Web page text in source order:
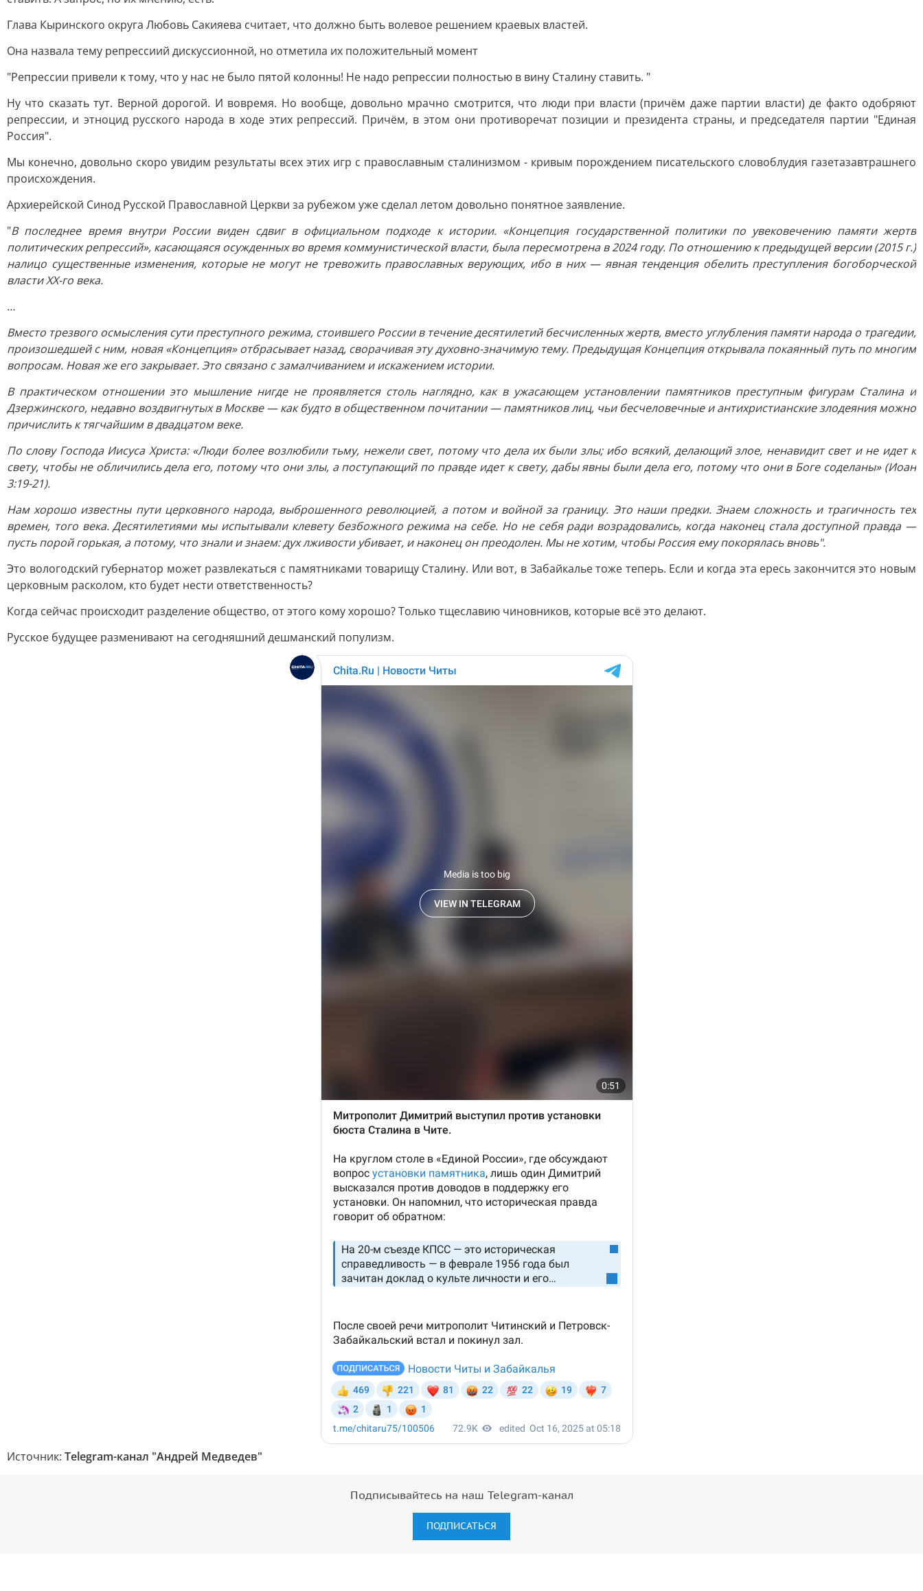
Глава Кыринского округа Любовь Сакияева считает, что должно быть волевое решением краевых властей.
Она назвала тему репрессиий дискуссионной, но отметила их положительный момент
"Репрессии привели к тому, что у нас не было пятой колонны! Не надо репрессии полностью в вину Сталину ставить. "
Ну что сказать тут. Верной дорогой. И вовремя. Но вообще, довольно мрачно смотрится, что люди при власти (причём даже партии власти) де факто одобряют
репрессии, и этноцид русского народа в ходе этих репрессий. Причём, в этом они противоречат позиции и президента страны, и председателя партии "Единая
Россия".
Мы конечно, довольно скоро увидим результаты всех этих игр с православным сталинизмом - кривым порождением писательского словоблудия газетазавтрашнего
происхождения.
Архиерейской Синод Русской Православной Церкви за рубежом уже сделал летом довольно понятное заявление.
"В последнее время внутри России виден сдвиг в официальном подходе к истории. «Концепция государственной политики по увековечению памяти жертв
политических репрессий», касающаяся осужденных во время коммунистической власти, была пересмотрена в 2024 году. По отношению к предыдущей версии (2015 г.)
налицо существенные изменения, которые не могут не тревожить православных верующих, ибо в них — явная тенденция обелить преступления богоборческой
власти ХХ-го века.
…
Вместо трезвого осмысления сути преступного режима, стоившего России в течение десятилетий бесчисленных жертв, вместо углубления памяти народа о трагедии,
произошедшей с ним, новая «Концепция» отбрасывает назад, сворачивая эту духовно-значимую тему. Предыдущая Концепция открывала покаянный путь по многим
вопросам. Новая же его закрывает. Это связано с замалчиванием и искажением истории.
В практическом отношении это мышление нигде не проявляется столь наглядно, как в ужасающем установлении памятников преступным фигурам Сталина и
Дзержинского, недавно воздвигнутых в Москве — как будто в общественном почитании — памятников лиц, чьи бесчеловечные и антихристианские злодеяния можно
причислить к тягчайшим в двадцатом веке.
По слову Господа Иисуса Христа: «Люди более возлюбили тьму, нежели свет, потому что дела их были злы; ибо всякий, делающий злое, ненавидит свет и не идет к
свету, чтобы не обличились дела его, потому что они злы, а поступающий по правде идет к свету, дабы явны были дела его, потому что они в Боге соделаны» (Иоан
3:19-21).
Нам хорошо известны пути церковного народа, выброшенного революцией, а потом и войной за границу. Это наши предки. Знаем сложность и трагичность тех
времен, того века. Десятилетиями мы испытывали клевету безбожного режима на себе. Но не себя ради возрадовались, когда наконец стала доступной правда —
пусть порой горькая, а потому, что знали и знаем: дух лживости убивает, и наконец он преодолен. Мы не хотим, чтобы Россия ему покорялась вновь".
Это вологодский губернатор может развлекаться с памятниками товарищу Сталину. Или вот, в Забайкалье тоже теперь. Если и когда эта ересь закончится это новым
церковным расколом, кто будет нести ответственность?
Когда сейчас происходит разделение общество, от этого кому хорошо? Только тщеславию чиновников, которые всё это делают.
Русское будущее разменивают на сегодняшний дешманский популизм.
Источник: Telegram-канал "Андрей Медведев"
Подписывайтесь на наш Telegram-канал
ПОДПИСАТЬСЯ